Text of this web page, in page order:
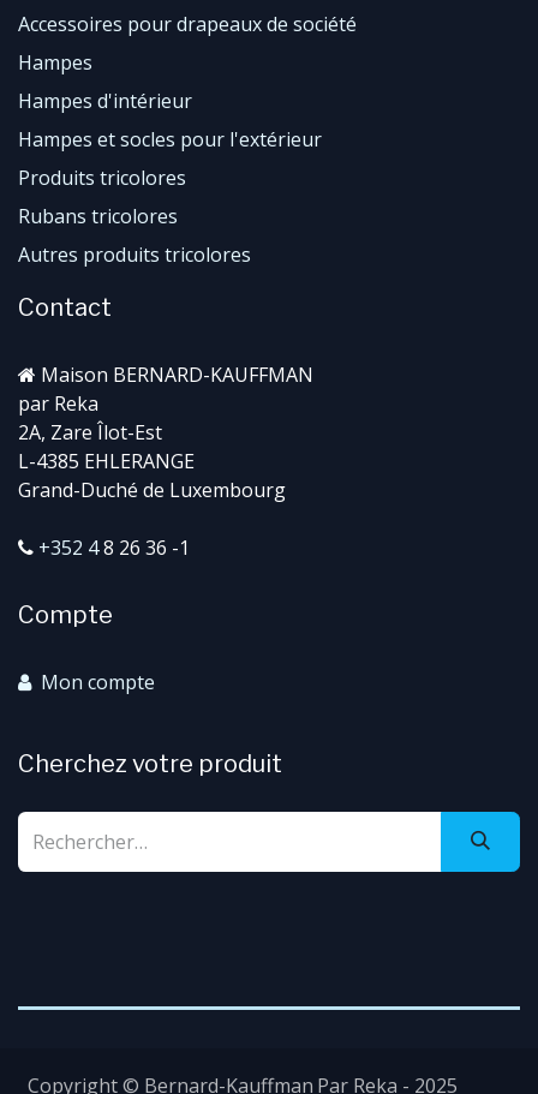
Accessoires pour drapeaux de société
Hampes
Hampes d'intérieur
Hampes et socles pour l'extérieur
Produits tricolores
Rubans tricolores
Autres produits tricolores
Contact
Maison BERNARD-KAUFFMAN
par Reka
2A, Zare Îlot-Est
L-4385 EHLERANGE
Grand-Duché de Luxembourg
+352 48 26 36 -1
Compte
Mon compte
Cherchez votre produit
Copyright © Bernard-Kauffman Par Reka - 2025